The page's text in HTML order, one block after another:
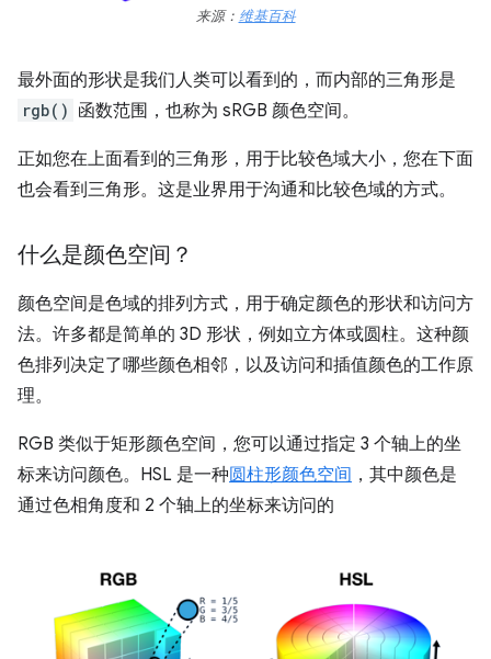
来源： 维基百科
最外面的形状是我们人类可以看到的，而内部的三角形是
rgb() 函数范围，也称为 sRGB 颜色空间。
正如您在上面看到的三角形，用于比较色域大小，您在下面
也会看到三角形。这是业界用于沟通和比较色域的方式。
什么是颜色空间？
颜色空间是色域的排列方式，用于确定颜色的形状和访问方
法。许多都是简单的 3D 形状，例如立方体或圆柱。这种颜
色排列决定了哪些颜色相邻，以及访问和插值颜色的工作原
理。
RGB 类似于矩形颜色空间，您可以通过指定 3 个轴上的坐
标来访问颜色。HSL 是一种圆柱形颜色空间 ，其中颜色是
通过色相角度和 2 个轴上的坐标来访问的